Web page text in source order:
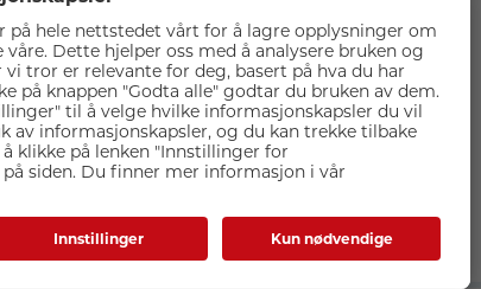
å få det perfekte selfie hver eneste gang.